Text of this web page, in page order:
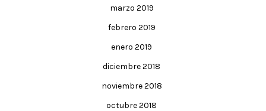
marzo 2019
febrero 2019
enero 2019
diciembre 2018
noviembre 2018
octubre 2018